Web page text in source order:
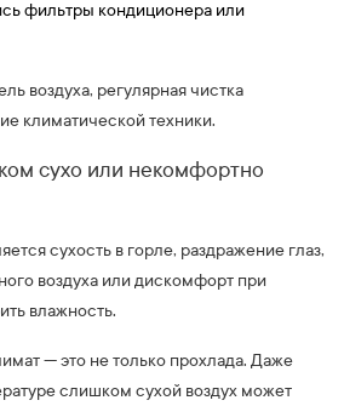
фильтры кондиционера или
воздуха, регулярная чистка
климатической техники.
сухо или некомфортно
сухость в горле, раздражение глаз,
воздуха или дискомфорт при
влажность.
— это не только прохлада. Даже
слишком сухой воздух может